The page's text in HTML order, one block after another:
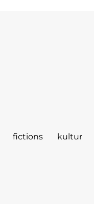
fictions kultur